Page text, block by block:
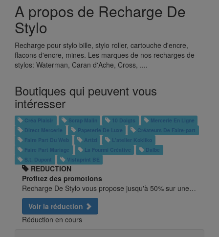
A propos de Recharge De
Stylo
Recharge pour stylo bille, stylo roller, cartouche d'encre,
flacons d'encre, mines. Les marques de nos recharges de
stylos: Waterman, Caran d'Ache, Cross, ....
Boutiques qui peuvent vous
intéresser
Créa Plaisir Scrap Malin 10 Doigts
Mercerie En Ligne
Direct Mercerie
Papeterie De Luxe
Créateurs De Faire-part
Faire Part Du Web
Artizi
L'atelier Kokliko
Faire Part Mariage
La Fourmi Créative
Dalbe
S.t. Dupont
Vistaprint BE
REDUCTION
Profitez des promotions
Recharge De Stylo vous propose jusqu'à 50% sur une…
Voir la réduction
Réduction en cours